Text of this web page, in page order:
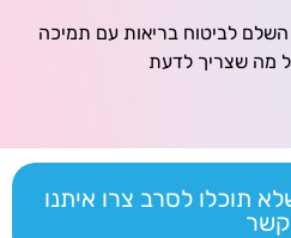
לביטוח בריאות עם תמיכה
מה שצריך לדעת
תוכלו לסרב צרו איתנו
קשר